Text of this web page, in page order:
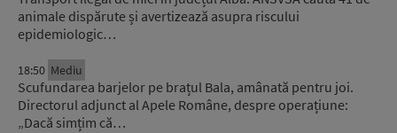
animale dispărute și avertizează asupra riscului
epidemiologic…
18:50 Mediu
Scufundarea barjelor pe brațul Bala, amânată pentru joi.
Directorul adjunct al Apele Române, despre operațiune:
„Dacă simțim că…